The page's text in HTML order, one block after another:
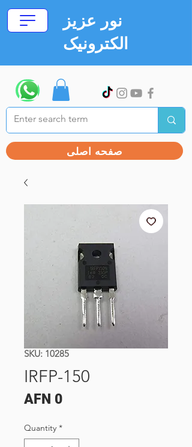
نور عزیز
الکترونیک
صفحه اصلی
SKU: 10285
IRFP-150
AFN 0Price
Quantity *